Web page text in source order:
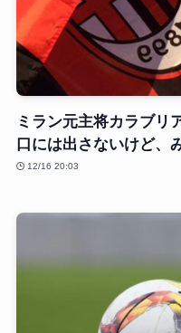
ミラン元主将カラブリ
口には出さないけど、
12/16 20:03